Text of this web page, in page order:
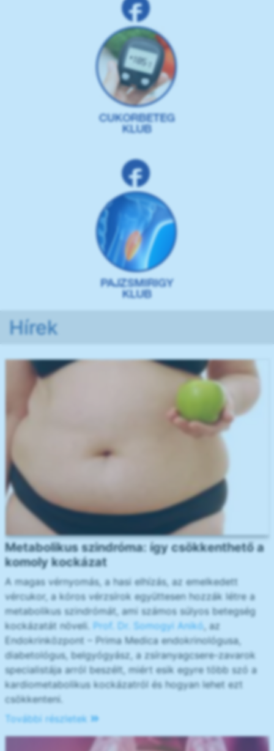
Hírek
Metabolikus szindróma: így csökkenthető a
komoly kockázat
A magas vérnyomás, a hasi elhízás, az emelkedett
vércukor, a kóros vérzsírok együttesen hozzák létre a
metabolikus szindrómát, ami számos súlyos betegség
kockázatát növeli. Prof. Dr. Somogyi Anikó, az
Endokrinközpont – Prima Medica endokrinológusa,
diabetológus, belgyógyász, a zsíranyagcsere-zavarok
specialistája arról beszélt, miért esik egyre több szó a
kardiometabolikus kockázatról és hogyan lehet ezt
csökkenteni.
További részletek